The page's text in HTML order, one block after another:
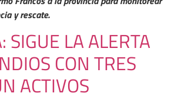
y rescate.
SIGUE LA ALERTA
CON TRES
ACTIVOS